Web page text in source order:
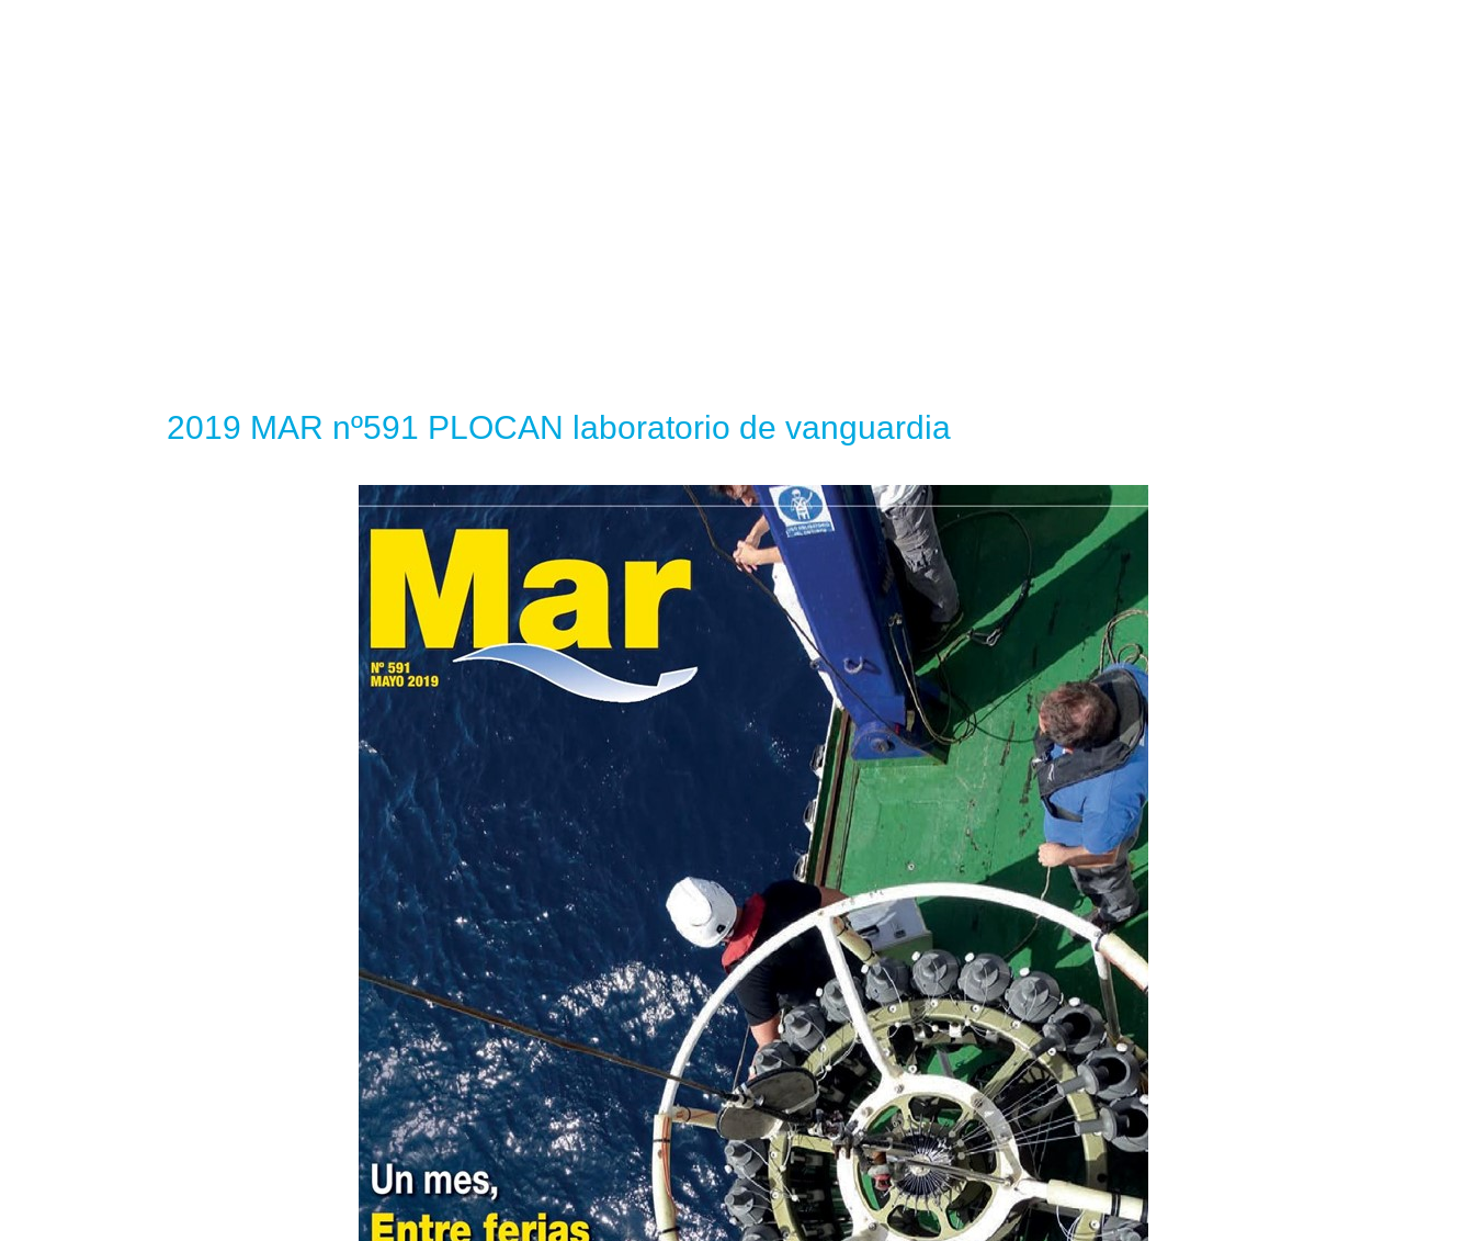
2019 MAR nº591 PLOCAN laboratorio de vanguardia